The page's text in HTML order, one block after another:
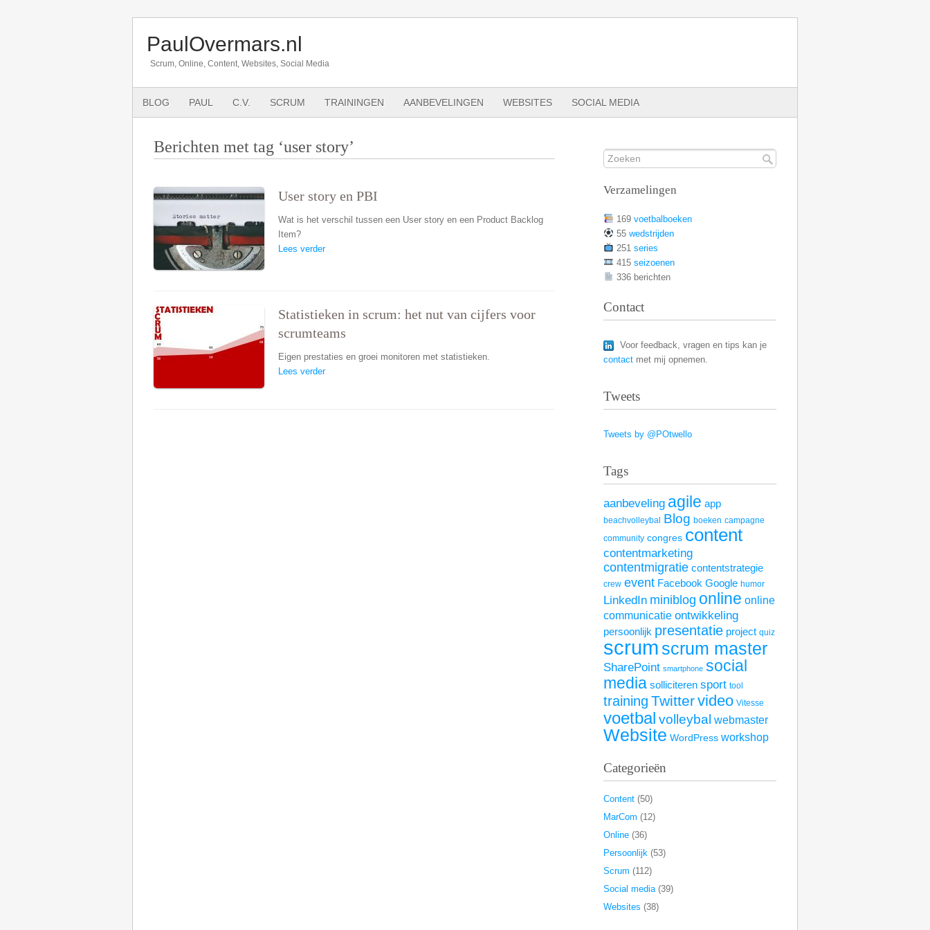
PaulOvermars.nl
Scrum, Online, Content, Websites, Social Media
BLOG PAUL C.V. SCRUM TRAININGEN AANBEVELINGEN WEBSITES SOCIAL MEDIA
Berichten met tag ‘user story’
User story en PBI
Wat is het verschil tussen een User story en een Product Backlog
Item?
Lees verder
Statistieken in scrum: het nut van cijfers voor
scrumteams
Eigen prestaties en groei monitoren met statistieken.
Lees verder
Verzamelingen
169 voetbalboeken
55 wedstrijden
251 series
415 seizoenen
336 berichten
Contact
Voor feedback, vragen en tips kan je
contact met mij opnemen.
Tweets
Tweets by @POtwello
Tags
aanbeveling agile app
beachvolleybal Blog boeken campagne
community congres content
contentmarketing
contentmigratie contentstrategie
crew event Facebook Google humor
LinkedIn miniblog online online
communicatie ontwikkeling
persoonlijk presentatie project quiz
scrum scrum master
SharePoint smartphone social
media solliciteren sport tool
training Twittervideo Vitesse
voetbal volleybal webmaster
Website WordPress workshop
Categorieën
Content (50)
MarCom (12)
Online (36)
Persoonlijk (53)
Scrum (112)
Social media(39)
Websites (38)